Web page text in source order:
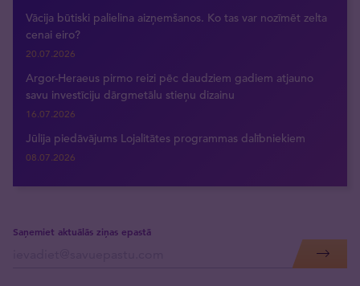
Vācija būtiski palielina aizņemšanos. Ko tas var nozīmēt zelta
cenai eiro?
20.07.2026
Argor-Heraeus pirmo reizi pēc daudziem gadiem atjauno
savu investīciju dārgmetālu stieņu dizainu
16.07.2026
Jūlija piedāvājums Lojalitātes programmas dalībniekiem
08.07.2026
Saņemiet aktuālās ziņas epastā